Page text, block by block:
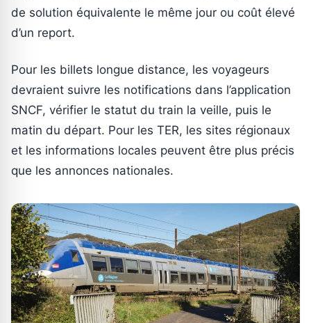
de solution équivalente le même jour ou coût élevé
d’un report.
Pour les billets longue distance, les voyageurs
devraient suivre les notifications dans l’application
SNCF, vérifier le statut du train la veille, puis le
matin du départ. Pour les TER, les sites régionaux
et les informations locales peuvent être plus précis
que les annonces nationales.